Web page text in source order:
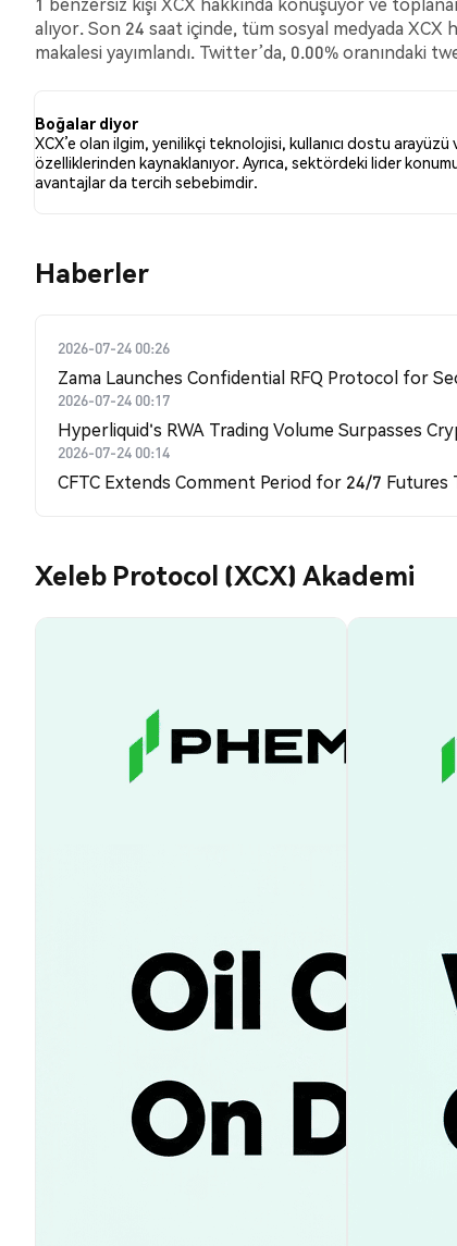
alıyor. Son 24 saat içinde, tüm sosyal medyada
makalesi yayımlandı. Twitter’da, 0.00% oranındaki
Boğalar diyor
XCX’e olan ilgim, yenilikçi teknolojisi, kullanıcı dostu arayüzü
özelliklerinden kaynaklanıyor. Ayrıca, sektördeki lider
avantajlar da tercih sebebimdir.
Haberler
2026-07-24 00:26
Zama Launches Confidential RFQ Protocol for
2026-07-24 00:17
Hyperliquid's RWA Trading Volume Surpasses
2026-07-24 00:14
CFTC Extends Comment Period for 24/7 Futures
Xeleb Protocol (XCX) Akademi